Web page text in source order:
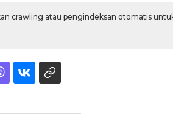
crawling atau pengindeksan otomatis